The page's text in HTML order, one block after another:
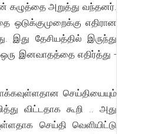
கழுத்தை அறுத்து வந்தனர்.
ஒடுக்குமுறைக்கு எதிரான
இது தேசியத்தில் இருந்து
இனவாதத்தை எதிர்த்து -
செய்தியையும்
விட்டதாக கூறி .. அது
செய்தி வெளியிட்டு